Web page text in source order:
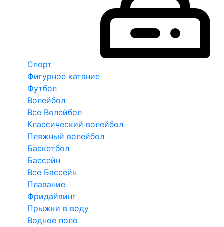
Спорт
Фигурное катание
Футбол
Волейбол
Все Волейбол
Классический волейбол
Пляжный волейбол
Баскетбол
Бассейн
Все Бассейн
Плавание
Фридайвинг
Прыжки в воду
Водное поло